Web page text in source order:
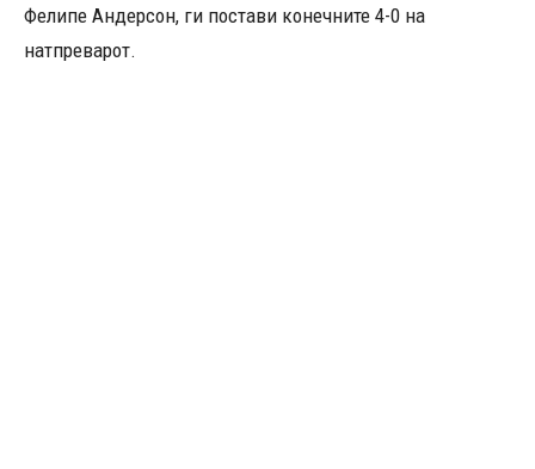
Фелипе Андерсон, ги постави конечните 4-0 на
натпреварот.